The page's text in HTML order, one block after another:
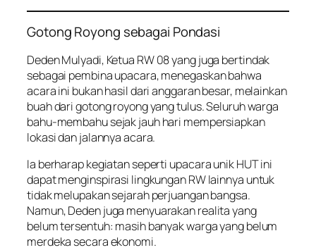
Gotong Royong sebagai Pondasi
Deden Mulyadi, Ketua RW 08 yang juga bertindak
sebagai pembina upacara, menegaskan bahwa
acara ini bukan hasil dari anggaran besar, melainkan
buah dari gotong royong yang tulus. Seluruh warga
bahu-membahu sejak jauh hari mempersiapkan
lokasi dan jalannya acara.
Ia berharap kegiatan seperti upacara unik HUTini
dapat menginspirasi lingkungan RW lainnya untuk
tidak melupakan sejarah perjuangan bangsa.
Namun, Deden juga menyuarakan realita yang
belum tersentuh: masih banyak warga yang belum
merdeka secara ekonomi.